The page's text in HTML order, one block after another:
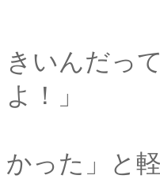
「違う
きいんだっ
よ！」
むきに
かった」と